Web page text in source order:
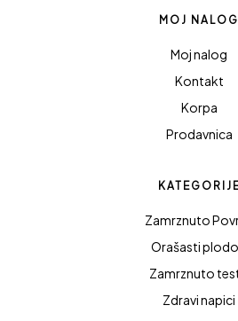
MOJ NALOG
Moj nalog
Kontakt
Korpa
Prodavnica
Zamrznuto
Orašasti
Zamrznuto
Zdravi napici